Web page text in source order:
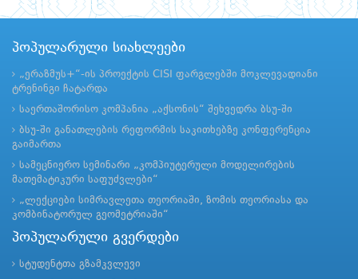
პოპულარული სიახლეები
„ერაზმუს+“-ის პროექტის CISI ფარგლებში მოკლევადიანი
ტრენინგი ჩატარდა
საერთაშორისო კომპანია „აქსონის“ შეხვედრა ბსუ-ში
ბსუ-ში განათლების რეფორმის საკითხებზე კონფერენცია
გაიმართა
სამეცნიერო სემინარი „კომპიუტერული მოდელირების
მათემატიკური საფუძვლები“
„ლექციები სიმრავლეთა თეორიაში, ზომის თეორიასა და
კომბინატორულ გეომეტრიაში“
პოპულარული გვერდები
სტუდენტთა გზამკვლევი